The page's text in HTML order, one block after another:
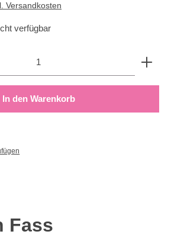
Versandkosten
verfügbar
den gewünschten Wert ein
In den Warenkorb
Fass